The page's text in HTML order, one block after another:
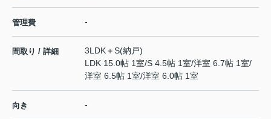
管理費 -
間取り / 詳細
3LDK＋S(納戸)
LDK 15.0帖 1室/S 4.5帖 1室/洋室 6.7帖 1室/
洋室 6.5帖 1室/洋室 6.0帖 1室
向き -